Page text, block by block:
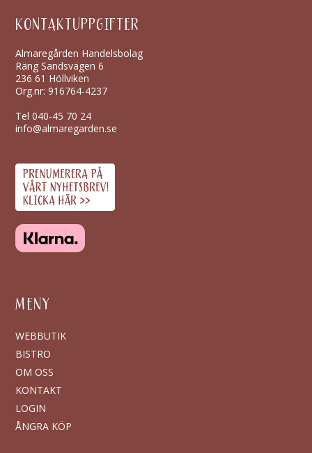
KONTAKTUPPGIFTER
Almaregården Handelsbolag
Räng Sandsvägen 6
236 61 Höllviken
Org.nr: 916764-4237
Tel040-45 70 24
info@almaregarden.se
MENY
WEBBUTIK
BISTRO
OM OSS
KONTAKT
LOGIN
ÅNGRA KÖP